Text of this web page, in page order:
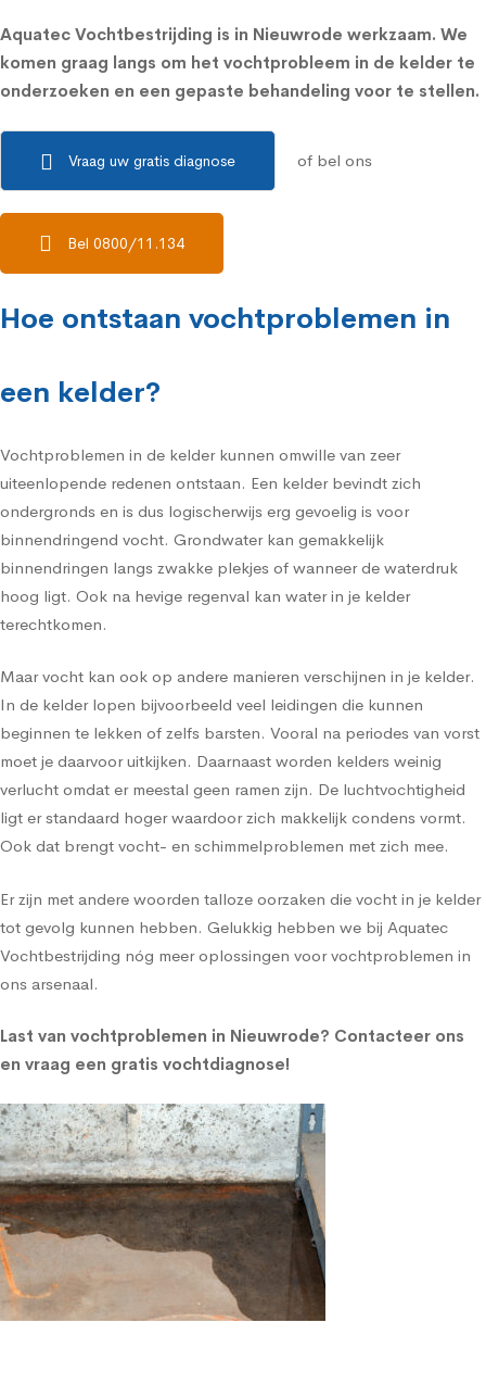
Aquatec Vochtbestrijding is in Nieuwrode werkzaam. We
komen graag langs om het vochtprobleem in de kelder te
onderzoeken en een gepaste behandeling voor te stellen.
Vraag uw gratis diagnose of bel ons
Bel 0800/11.134
Hoe ontstaan vochtproblemen in
een kelder?
Vochtproblemen in de kelder kunnen omwille van zeer
uiteenlopende redenen ontstaan. Een kelder bevindt zich
ondergronds en is dus logischerwijs erg gevoelig is voor
binnendringend vocht. Grondwater kan gemakkelijk
binnendringen langs zwakke plekjes of wanneer de waterdruk
hoog ligt. Ook na hevige regenval kan water in je kelder
terechtkomen.
Maar vocht kan ook op andere manieren verschijnen in je kelder.
In de kelder lopen bijvoorbeeld veel leidingen die kunnen
beginnen te lekken of zelfs barsten. Vooral na periodes van vorst
moet je daarvoor uitkijken. Daarnaast worden kelders weinig
verlucht omdat er meestal geen ramen zijn. De luchtvochtigheid
ligt er standaard hoger waardoor zich makkelijk condens vormt.
Ook dat brengt vocht- en schimmelproblemen met zich mee.
Er zijn met andere woorden talloze oorzaken die vocht in je kelder
tot gevolg kunnen hebben. Gelukkig hebben we bij Aquatec
Vochtbestrijding nóg meer oplossingen voor vochtproblemen in
ons arsenaal.
Last van vochtproblemen in Nieuwrode? Contacteer ons
en vraag een gratis vochtdiagnose!